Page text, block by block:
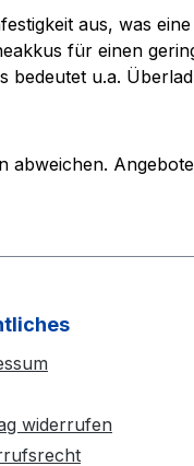
aus, was
für einen
u.a.
widerrufen